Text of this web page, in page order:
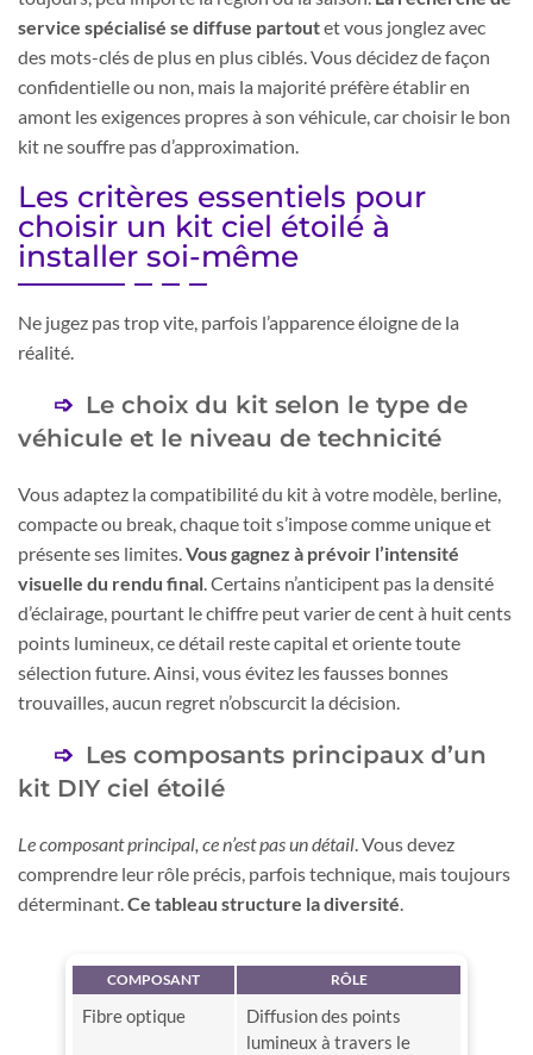
service spécialisé se diffuse partoutet vous jonglez avec
des mots-clés de plus en plus ciblés. Vous décidez de façon
confidentielle ou non, mais la majorité préfère établir en
amont les exigences propres à son véhicule, car choisir le bon
kit ne souffre pas d’approximation.
Les critères essentiels pour
choisir un kit ciel étoilé à
installer soi-même
Ne jugez pas trop vite, parfois l’apparence éloigne de la
réalité.
Le choix du kit selon le type de
véhicule et le niveau de technicité
Vous adaptez la compatibilité du kit à votre modèle, berline,
compacte ou break, chaque toit s’impose comme unique et
présente ses limites.Vous gagnez à prévoir l’intensité
visuelle du rendu final. Certains n’anticipent pas la densité
d’éclairage, pourtant le chiffre peut varier de cent à huit cents
points lumineux, ce détail reste capital et oriente toute
sélection future. Ainsi, vous évitez les fausses bonnes
trouvailles, aucun regret n’obscurcit la décision.
Les composants principaux d’un
kit DIY ciel étoilé
Le composant principal, ce n’est pas un détail. Vous devez
comprendre leur rôle précis, parfois technique, mais toujours
déterminant.Ce tableau structure la diversité.
COMPOSANT RÔLE
Fibre optique
Diffusion des points
lumineux à travers le